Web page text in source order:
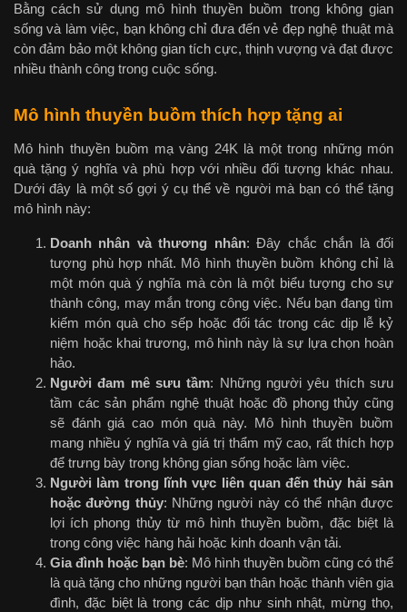
Bằng cách sử dụng mô hình thuyền buồm trong không gian
sống và làm việc, bạn không chỉ đưa đến vẻ đẹp nghệ thuật mà
còn đảm bảo một không gian tích cực, thịnh vượng và đạt được
nhiều thành công trong cuộc sống.
Mô hình thuyền buồm thích hợp tặng ai
Mô hình thuyền buồm mạ vàng 24K là một trong những món
quà tặng ý nghĩa và phù hợp với nhiều đối tượng khác nhau.
Dưới đây là một số gợi ý cụ thể về người mà bạn có thể tặng
mô hình này:
Doanh nhân và thương nhân: Đây chắc chắn là đối
tượng phù hợp nhất. Mô hình thuyền buồm không chỉ là
một món quà ý nghĩa mà còn là một biểu tượng cho sự
thành công, may mắn trong công việc. Nếu bạn đang tìm
kiếm món quà cho sếp hoặc đối tác trong các dịp lễ kỷ
niệm hoặc khai trương, mô hình này là sự lựa chọn hoàn
hảo.
Người đam mê sưu tầm: Những người yêu thích sưu
tầm các sản phẩm nghệ thuật hoặc đồ phong thủy cũng
sẽ đánh giá cao món quà này. Mô hình thuyền buồm
mang nhiều ý nghĩa và giá trị thẩm mỹ cao, rất thích hợp
để trưng bày trong không gian sống hoặc làm việc.
Người làm trong lĩnh vực liên quan đến thủy hải sản
hoặc đường thủy: Những người này có thể nhận được
lợi ích phong thủy từ mô hình thuyền buồm, đặc biệt là
trong công việc hàng hải hoặc kinh doanh vận tải.
Gia đình hoặc bạn bè: Mô hình thuyền buồm cũng có thể
là quà tặng cho những người bạn thân hoặc thành viên gia
đình, đặc biệt là trong các dịp như sinh nhật, mừng thọ,